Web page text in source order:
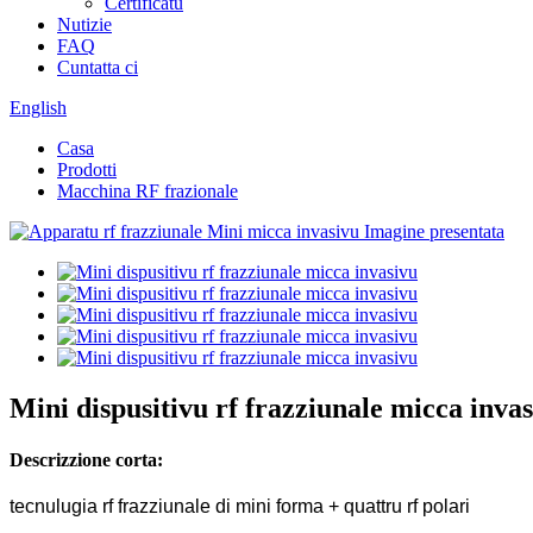
Nutizie
FAQ
Cuntatta ci
English
Casa
Prodotti
Macchina RF frazionale
Mini dispusitivu rf frazziunale micca
Descrizzione corta:
tecnulugia rf frazziunale di mini forma + quattru rf polari